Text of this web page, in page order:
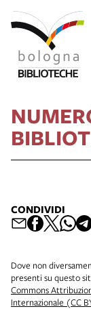
CONDIVIDI
Dove non
presenti su questo
Commons
Internazionale (CC